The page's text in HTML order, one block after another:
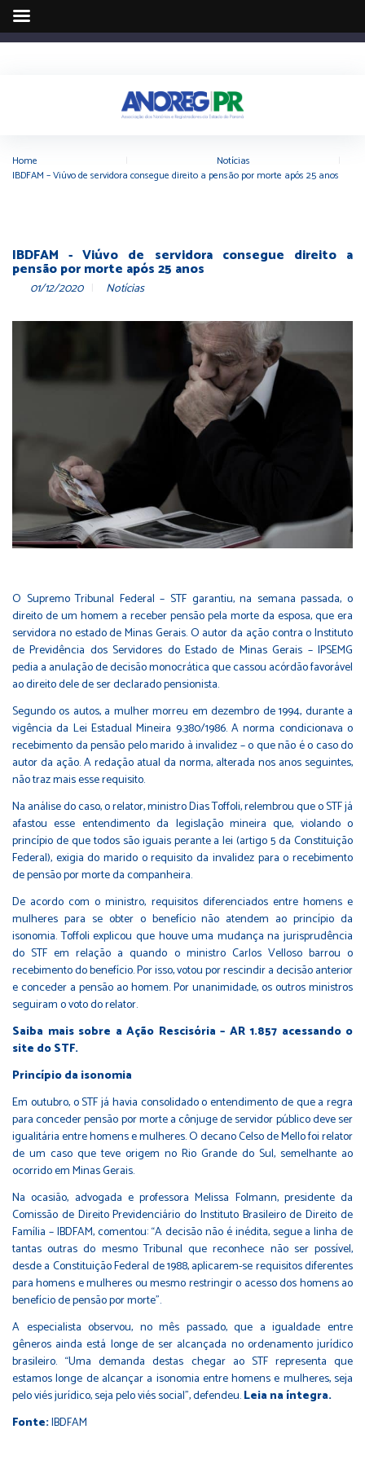
Home Notícias
IBDFAM – Viúvo de servidora consegue direito a pensão por morte após 25 anos
IBDFAM - Viúvo de servidora consegue direito a
pensão por morte após 25 anos
01/12/2020 Notícias
O Supremo Tribunal Federal – STF garantiu, na semana passada, o
direito de um homem a receber pensão pela morte da esposa, que era
servidora no estado de Minas Gerais. O autor da ação contra o Instituto
de Previdência dos Servidores do Estado de Minas Gerais – IPSEMG
pedia a anulação de decisão monocrática que cassou acórdão favorável
ao direito dele de ser declarado pensionista.
Segundo os autos, a mulher morreu em dezembro de 1994, durante a
vigência da Lei Estadual Mineira 9.380/1986. A norma condicionava o
recebimento da pensão pelo marido à invalidez – o que não é o caso do
autor da ação. A redação atual da norma, alterada nos anos seguintes,
não traz mais esse requisito.
Na análise do caso, o relator, ministro Dias Toffoli, relembrou que o STF já
afastou esse entendimento da legislação mineira que, violando o
princípio de que todos são iguais perante a lei (artigo 5 da Constituição
Federal), exigia do marido o requisito da invalidez para o recebimento
de pensão por morte da companheira.
De acordo com o ministro, requisitos diferenciados entre homens e
mulheres para se obter o benefício não atendem ao princípio da
isonomia. Toffoli explicou que houve uma mudança na jurisprudência
do STF em relação a quando o ministro Carlos Velloso barrou o
recebimento do benefício. Por isso, votou por rescindir a decisão anterior
e conceder a pensão ao homem. Por unanimidade, os outros ministros
seguiram o voto do relator.
Saiba mais sobre a Ação Rescisória – AR 1.857 acessando o
site do STF.
Princípio da isonomia
Em outubro, o STF já havia consolidado o entendimento de que a regra
para conceder pensão por morte a cônjuge de servidor público deve ser
igualitária entre homens e mulheres. O decano Celso de Mello foi relator
de um caso que teve origem no Rio Grande do Sul, semelhante ao
ocorrido em Minas Gerais.
Na ocasião, advogada e professora Melissa Folmann, presidente da
Comissão de Direito Previdenciário do Instituto Brasileiro de Direito de
Família – IBDFAM, comentou: “A decisão não é inédita, segue a linha de
tantas outras do mesmo Tribunal que reconhece não ser possível,
desde a Constituição Federal de 1988, aplicarem-se requisitos diferentes
para homens e mulheres ou mesmo restringir o acesso dos homens ao
benefício de pensão por morte”.
A especialista observou, no mês passado, que a igualdade entre
gêneros ainda está longe de ser alcançada no ordenamento jurídico
brasileiro. “Uma demanda destas chegar ao STF representa que
estamos longe de alcançar a isonomia entre homens e mulheres, seja
pelo viés jurídico, seja pelo viés social”, defendeu.Leia na íntegra.
Fonte:IBDFAM